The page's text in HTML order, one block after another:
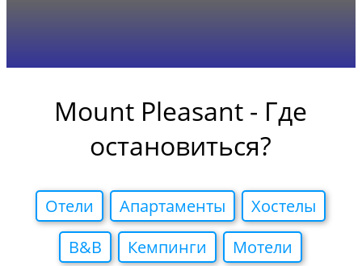
Mount Pleasant - Где
остановиться?
Отели Апартаменты
Хостелы
B&B
Кемпинги
Мотели